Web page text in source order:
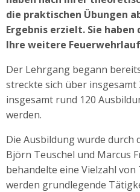
die praktischen Übungen
Ergebnis erzielt. Sie
Ihre weitere
Der Lehrgang begann
streckte sich über insgesamt
insgesamt rund 120
werden.
Die Ausbildung wurde durch
Björn Teuschel und Marcus
behandelte eine Vielzahl von
werden grundlegende